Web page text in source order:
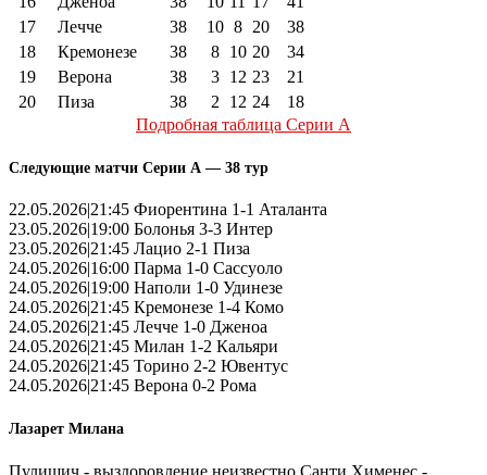
17
Лечче 38 10 8 20
38
18
Кремонезе 38 8 10 20
34
19
Верона 38 3 12 23
21
20
Пиза 38 2 12 24
18
Подробная таблица Серии А
Следующие матчи Серии А — 38 тур
22.05.2026|21:45 Фиорентина 1-1 Аталанта
23.05.2026|19:00 Болонья 3-3 Интер
23.05.2026|21:45 Лацио 2-1 Пиза
24.05.2026|16:00 Парма 1-0 Сассуоло
24.05.2026|19:00 Наполи 1-0 Удинезе
24.05.2026|21:45 Кремонезе 1-4 Комо
24.05.2026|21:45 Лечче 1-0 Дженоа
24.05.2026|21:45 Милан 1-2 Кальяри
24.05.2026|21:45 Торино 2-2 Ювентус
24.05.2026|21:45 Верона 0-2 Рома
Лазарет Милана
Пулишич - выздоровление неизвестно Санти Хименес -